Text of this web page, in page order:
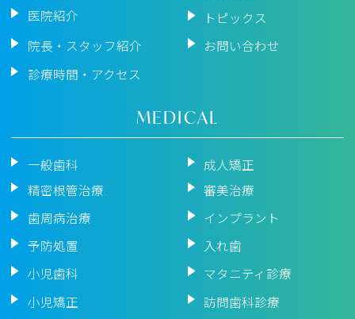
医院紹介
院長・スタッフ紹介
診療時間・アクセス
トピックス
お問い合わせ
MEDICAL
一般歯科
精密根管治療
歯周病治療
予防処置
小児歯科
小児矯正
成人矯正
審美治療
インプラント
入れ歯
マタニティ診療
訪問歯科診療